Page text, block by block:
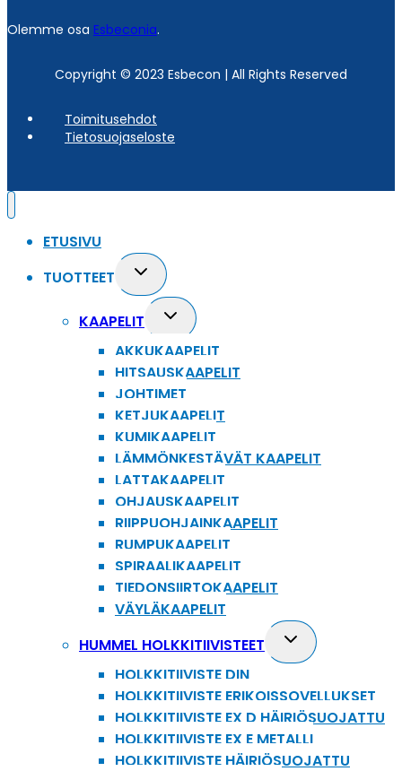
Olemme osa Esbeconia.
Copyright © 2023 Esbecon | All Rights Reserved
Toimitusehdot
Tietosuojaseloste
ETUSIVU
TUOTTEET
Toggle
child
menu
KAAPELIT
Toggle
child
menu
AKKUKAAPELIT
HITSAUSKAAPELIT
JOHTIMET
KETJUKAAPELIT
KUMIKAAPELIT
LÄMMÖNKESTÄVÄT KAAPELIT
LATTAKAAPELIT
OHJAUSKAAPELIT
RIIPPUOHJAINKAAPELIT
RUMPUKAAPELIT
SPIRAALIKAAPELIT
TIEDONSIIRTOKAAPELIT
VÄYLÄKAAPELIT
HUMMEL HOLKKITIIVISTEET
Toggle
child
HOLKKITIIVISTE DIN
HOLKKITIIVISTE ERIKOISSOVELLUKSET
HOLKKITIIVISTE EX D HÄIRIÖSUOJATTU
HOLKKITIIVISTE EX E METALLI
HOLKKITIIVISTE HÄIRIÖSUOJATTU